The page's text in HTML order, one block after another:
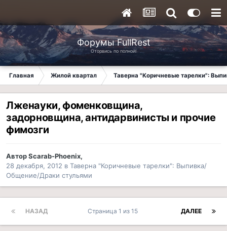
Форумы FullRest
Оторвись по полной!
Главная Жилой квартал Таверна "Коричневые тарелки":
Лженауки, фоменковщина,
задорновщина, антидарвинисты и прочие
фимозги
АвторScarab-Phoenix,
28 декабря, 2012 в Таверна "Коричневые тарелки": Выпивка/
Общение/Драки стульями
НАЗАД ДАЛЕЕ
Страница 1 из 15